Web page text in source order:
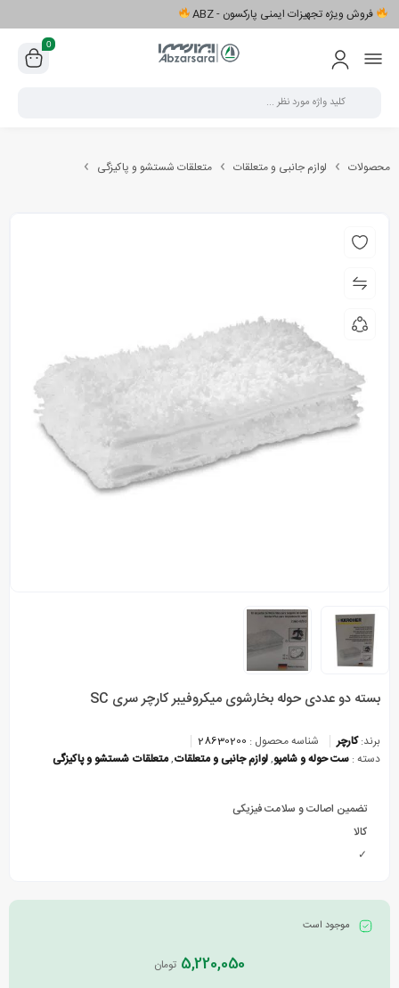
فروش ویژه تجهیزات ایمنی پارکسون - ABZ
0
محصولات لوازم جانبی و متعلقات متعلقات شستشو و پاکیزگی
بسته دو عددی حوله بخارشوی میکروفیبر کارچر سری SC
برند:کارچر شناسه محصول : 28630200
دسته : ست حوله و شامپو,لوازم جانبی و متعلقات,متعلقات شستشو و پاکیزگی
تضمین اصالت و سلامت فیزیکی
کالا
✓
موجود است
5,220,050 تومان